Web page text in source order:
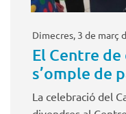
Dimecres, 3 de març
El Centre
s’omple de
La celebració del